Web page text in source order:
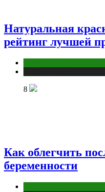
Натуральная
рейтинг лучшей
8
Как облегчить
беременности